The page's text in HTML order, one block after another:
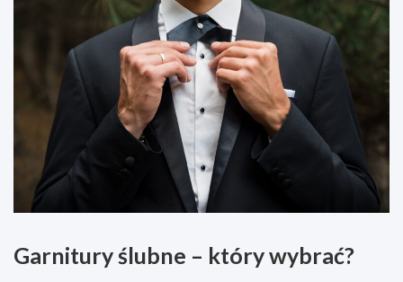
Garnitury ślubne – który wybrać?